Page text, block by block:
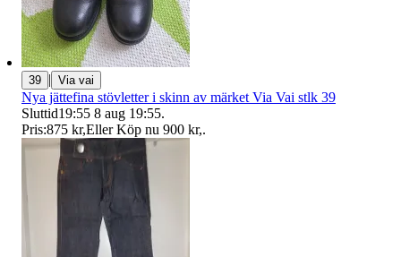
39 | Via vai
Nya jättefina stövletter i skinn av märket Via Vai stlk 39
Sluttid19:55 8 aug 19:55.
Pris:875 kr,Eller Köp nu 900 kr,.